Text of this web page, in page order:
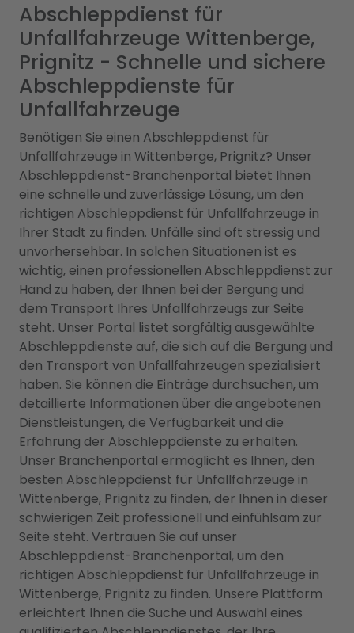
Abschleppdienst für
Unfallfahrzeuge Wittenberge,
Prignitz - Schnelle und sichere
Abschleppdienste für
Unfallfahrzeuge
Benötigen Sie einen Abschleppdienst für
Unfallfahrzeuge in Wittenberge, Prignitz? Unser
Abschleppdienst-Branchenportal bietet Ihnen
eine schnelle und zuverlässige Lösung, um den
richtigen Abschleppdienst für Unfallfahrzeuge in
Ihrer Stadt zu finden. Unfälle sind oft stressig und
unvorhersehbar. In solchen Situationen ist es
wichtig, einen professionellen Abschleppdienst zur
Hand zu haben, der Ihnen bei der Bergung und
dem Transport Ihres Unfallfahrzeugs zur Seite
steht. Unser Portal listet sorgfältig ausgewählte
Abschleppdienste auf, die sich auf die Bergung und
den Transport von Unfallfahrzeugen spezialisiert
haben. Sie können die Einträge durchsuchen, um
detaillierte Informationen über die angebotenen
Dienstleistungen, die Verfügbarkeit und die
Erfahrung der Abschleppdienste zu erhalten.
Unser Branchenportal ermöglicht es Ihnen, den
besten Abschleppdienst für Unfallfahrzeuge in
Wittenberge, Prignitz zu finden, der Ihnen in dieser
schwierigen Zeit professionell und einfühlsam zur
Seite steht. Vertrauen Sie auf unser
Abschleppdienst-Branchenportal, um den
richtigen Abschleppdienst für Unfallfahrzeuge in
Wittenberge, Prignitz zu finden. Unsere Plattform
erleichtert Ihnen die Suche und Auswahl eines